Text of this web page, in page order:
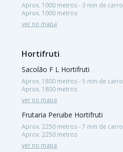
Aprox. 1000 metros - 3 min de carro
Aprox. 1000 metros
ver no mapa
Hortifruti
Sacolão F L Hortifruti
Aprox. 1800 metros - 5 min de carro
Aprox. 1800 metros
ver no mapa
Frutaria Peruibe Hortifruti
Aprox. 2250 metros - 7 min de carro
Aprox. 2250 metros
ver no mapa